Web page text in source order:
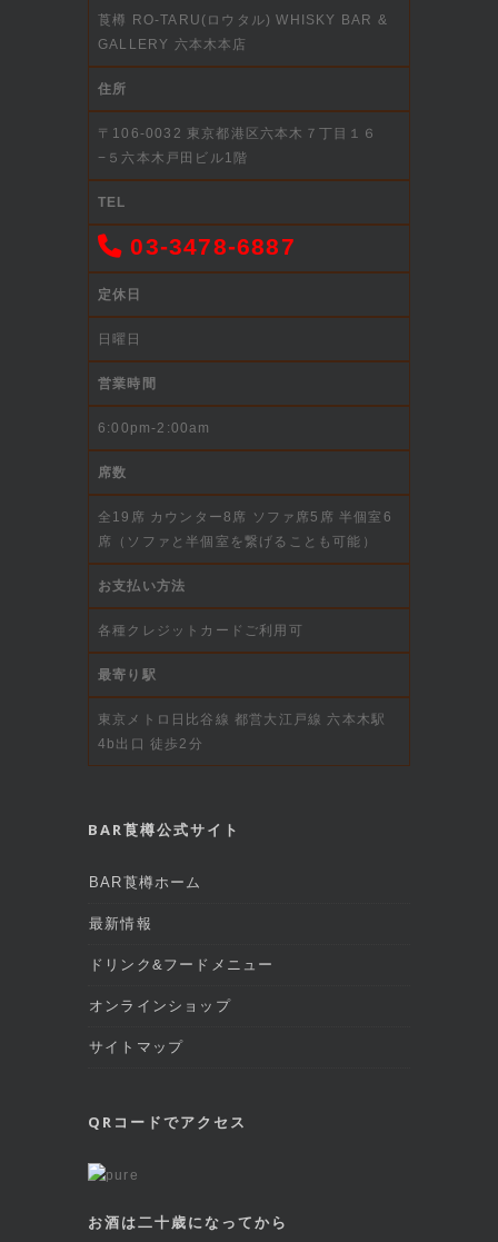
莨樽 RO-TARU(ロウタル) WHISKY BAR &
GALLERY 六本木本店
住所
〒106-0032 東京都港区六本木７丁目１６
−５六本木戸田ビル1階
TEL
03-3478-6887
定休日
日曜日
営業時間
6:00pm-2:00am
席数
全19席 カウンター8席 ソファ席5席 半個室6
席（ソファと半個室を繋げることも可能）
お支払い方法
各種クレジットカードご利用可
最寄り駅
東京メトロ日比谷線 都営大江戸線 六本木駅
4b出口 徒歩2分
BAR莨樽公式サイト
BAR莨樽ホーム
最新情報
ドリンク&フードメニュー
オンラインショップ
サイトマップ
QRコードでアクセス
お酒は二十歳になってから